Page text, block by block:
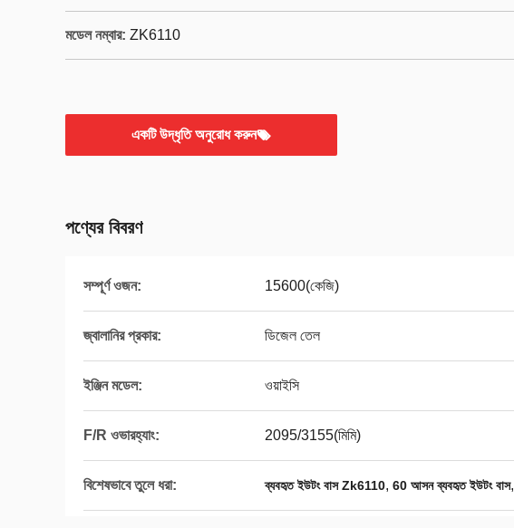
মডেল নম্বার: ZK6110
একটি উদ্ধৃতি অনুরোধ করুন
পণ্যের বিবরণ
সম্পূর্ণ ওজন: 15600(কেজি)
জ্বালানির প্রকার: ডিজেল তেল
ইঞ্জিন মডেল: ওয়াইসি
F/R ওভারহ্যাং: 2095/3155(মিমি)
বিশেষভাবে তুলে ধরা: ব্যবহৃত ইউটং বাস Zk6110, 60 আসন ব্যবহৃত ইউটং বাস,